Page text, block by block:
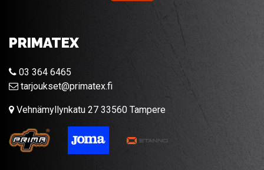
PRIMATEX
03 364 6465
tarjoukset@primatex.fi
Vehnämyllynkatu 27 33560 Tampere